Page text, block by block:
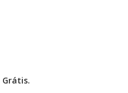
Grátis.